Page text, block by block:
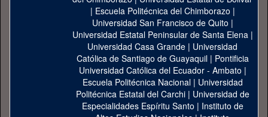
| Escuela Politécnica del Chimborazo |
Universidad San Francisco de Quito |
Universidad Estatal Peninsular de Santa Elena|
Universidad Casa Grande | Universidad
Católica de Santiago de Guayaquil| Pontificia
Universidad Católica del Ecuador - Ambato |
Escuela Politécnica Nacional| Universidad
Politécnica Estatal del Carchi| Universidad de
Especialidades Espíritu Santo | Instituto de